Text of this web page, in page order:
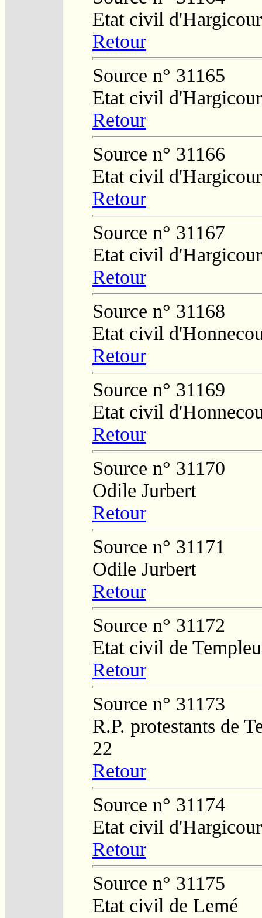
Etat civil
Retour
Source n° 31165
Etat civil
Retour
Source n° 31166
Etat civil
Retour
Source n° 31167
Etat civil
Retour
Source n° 31168
Etat civil
Retour
Source n° 31169
Etat civil
Retour
Source n° 31170
Odile Jurbert
Retour
Source n° 31171
Odile Jurbert
Retour
Source n° 31172
Etat civil de
Retour
Source n° 31173
R.P. protestants de
22
Retour
Source n° 31174
Etat civil
Retour
Source n° 31175
Etat civil de Lemé